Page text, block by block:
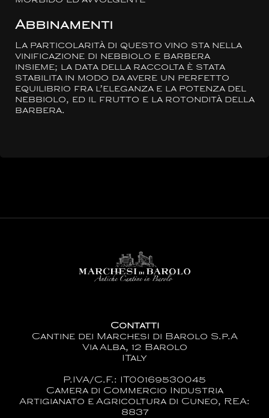
Abbinamenti
La particolarità di questo vino sta nella
vinificazione di nebbiolo e barbera
insieme; la data della raccolta è stata
stabilita in modo da avere un perfetto
equilibrio fra l’eleganza e la potenza del
nebbiolo, ed il frutto e la rotondità della
barbera.
Contatti
Cantine dei Marchesi di Barolo S.p.A
Via Alba, 12 Barolo
ITaly
P.IVA/C.F.: IT00169530045
Camera di Commercio Industria
Artigianato e Agricoltura di Cuneo, REA:
8837